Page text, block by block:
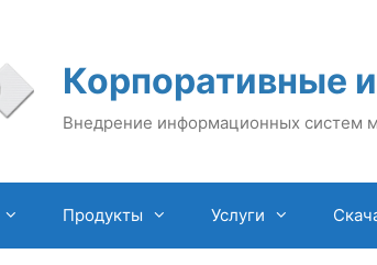
Корпоративные
Внедрение информационных систем
Продукты Услуги